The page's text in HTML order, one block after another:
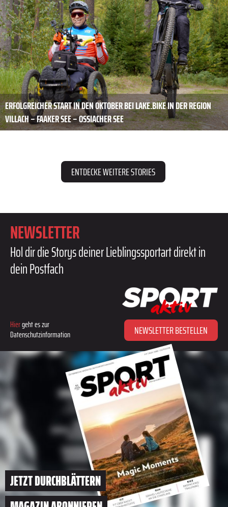
ERFOLGREICHER START IN DEN OKTOBER BEI LAKE.BIKE IN DER REGION
VILLACH – FAAKER SEE – OSSIACHER SEE
ENTDECKE WEITERE STORIES
NEWSLETTER
Hol dir die Storys deiner Lieblingssportart direkt in
dein Postfach
Hiergeht es zur
Datenschutzinformation
NEWSLETTER BESTELLEN
JETZT DURCHBLÄTTERN